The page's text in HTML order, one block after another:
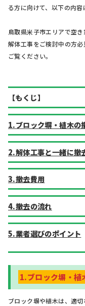
る方に向けて、以下の内容
鳥取県米子市エリアで空
解体工事をご検討中の方
ご覧ください。
【もくじ】
1.ブロック塀・植木の
2.解体工事と一緒に撤
3.撤去費用
4.撤去の流れ
5.業者選びのポイント
1.ブロック塀・植
ブロック塀や植木は、適